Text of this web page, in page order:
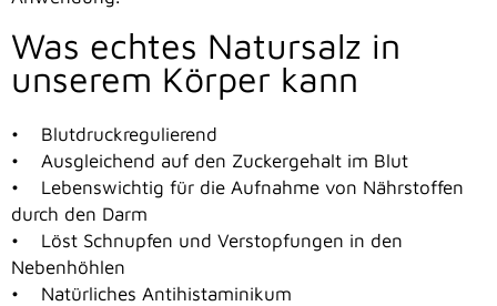
Was echtes Natursalz in
unserem Körper kann
• Blutdruckregulierend
• Ausgleichend auf den Zuckergehalt im Blut
• Lebenswichtig für die Aufnahme von Nährstoffen
durch den Darm
• Löst Schnupfen und Verstopfungen in den
Nebenhöhlen
• Natürliches Antihistaminikum